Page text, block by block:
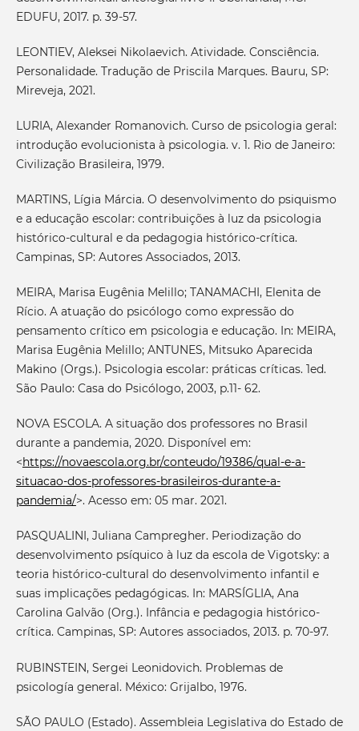
EDUFU, 2017. p. 39-57.
LEONTIEV, Aleksei Nikolaevich. Atividade. Consciência.
Personalidade. Tradução de Priscila Marques. Bauru, SP:
Mireveja, 2021.
LURIA, Alexander Romanovich. Curso de psicologia geral:
introdução evolucionista à psicologia. v. 1. Rio de Janeiro:
Civilização Brasileira, 1979.
MARTINS, Lígia Márcia. O desenvolvimento do psiquismo
e a educação escolar: contribuições à luz da psicologia
histórico-cultural e da pedagogia histórico-crítica.
Campinas, SP: Autores Associados, 2013.
MEIRA, Marisa Eugênia Melillo; TANAMACHI, Elenita de
Rício. A atuação do psicólogo como expressão do
pensamento crítico em psicologia e educação. In: MEIRA,
Marisa Eugênia Melillo; ANTUNES, Mitsuko Aparecida
Makino (Orgs.). Psicologia escolar: práticas críticas. 1ed.
São Paulo: Casa do Psicólogo, 2003, p.11- 62.
NOVA ESCOLA. A situação dos professores no Brasil
durante a pandemia, 2020. Disponível em:
<https://novaescola.org.br/conteudo/19386/qual-e-a-
situacao-dos-professores-brasileiros-durante-a-
pandemia/>. Acesso em: 05 mar. 2021.
PASQUALINI, Juliana Campregher. Periodização do
desenvolvimento psíquico à luz da escola de Vigotsky: a
teoria histórico-cultural do desenvolvimento infantil e
suas implicações pedagógicas. In: MARSÍGLIA, Ana
Carolina Galvão (Org.). Infância e pedagogia histórico-
crítica. Campinas, SP: Autores associados, 2013. p. 70-97.
RUBINSTEIN, Sergei Leonidovich. Problemas de
psicología general. México: Grijalbo, 1976.
SÃO PAULO (Estado). Assembleia Legislativa do Estado de